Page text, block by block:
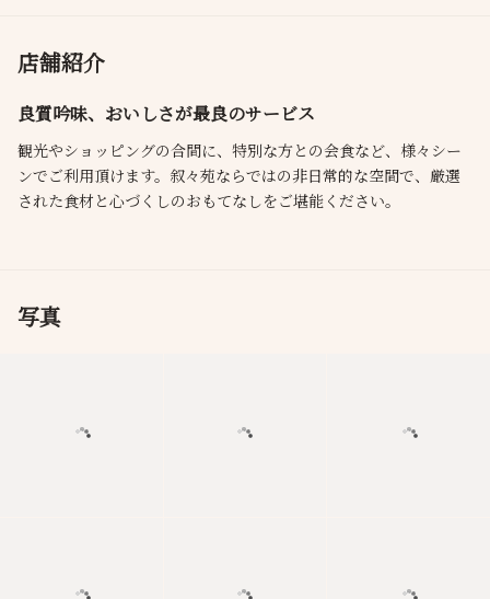
店舗紹介
良質吟味、おいしさが最良のサービス
観光やショッピングの合間に、特別な方との会食など、様々シー
ンでご利用頂けます。叙々苑ならではの非日常的な空間で、厳選
された食材と心づくしのおもてなしをご堪能ください。
写真